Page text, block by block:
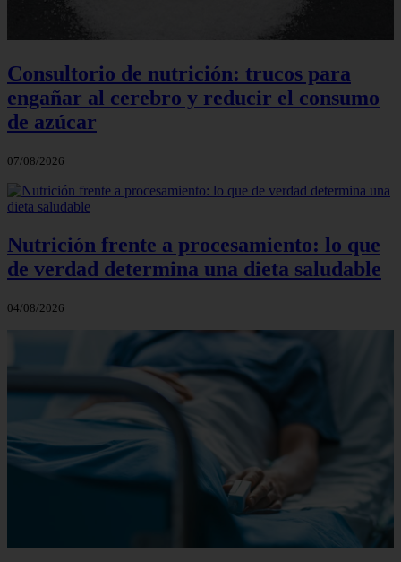
Consultorio de nutrición: trucos para
engañar al cerebro y reducir el consumo
de azúcar
07/08/2026
Nutrición frente a procesamiento: lo que
de verdad determina una dieta saludable
04/08/2026